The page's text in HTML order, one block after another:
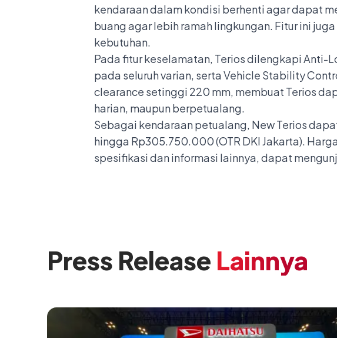
kendaraan dalam kondisi berhenti agar dapat
buang agar lebih ramah lingkungan. Fitur ini
kebutuhan.
Pada fitur keselamatan, Terios dilengkapi Anti-
pada seluruh varian, serta Vehicle Stability
clearance setinggi 220 mm, membuat Terios
harian, maupun berpetualang.
Sebagai kendaraan petualang, New Terios
hingga Rp305.750.000 (OTR DKI Jakarta).
spesifikasi dan informasi lainnya, dapat
Press Release Lainnya